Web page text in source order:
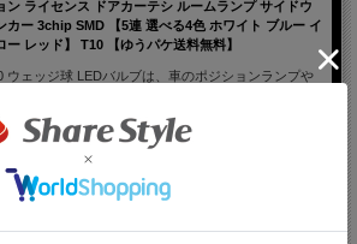
ン ライセンス ドアカーテシ ルームランプ サイドウ
カー 3chip SMD 【5連 選べる4色 ホワイト ブルー イ
ー レッド】 T10 【ゆうパケ送料無料】
ウェッジ球 LEDバルブは、車のポジションランプや
、明るく効率的な照明を提供します。5連のLEDが
、ブルー、イエロー、レッドの4色から選べるため、
スタマイズが可能です。高い耐久性と省エネルギー性
たって安定した性能を発揮します。
込)
開催中！： 1,152円(税込)